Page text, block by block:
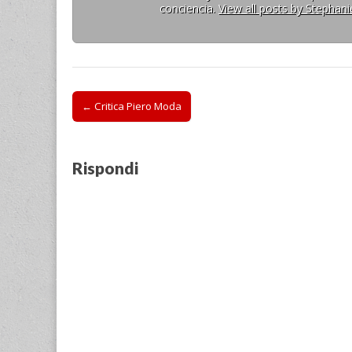
conciencia. View all posts by
Post
navigation
← Critica Piero Moda
Rispondi